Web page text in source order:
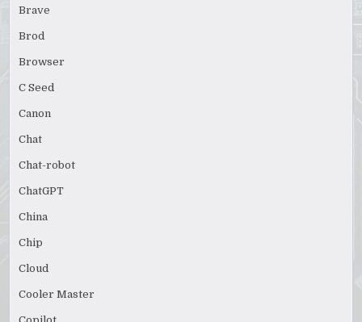
Brave
Brod
Browser
C Seed
Canon
Chat
Chat-robot
ChatGPT
China
Chip
Cloud
Cooler Master